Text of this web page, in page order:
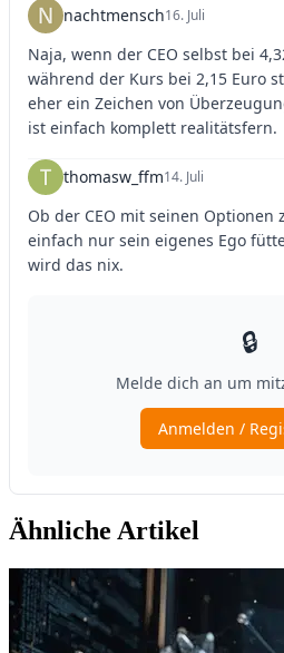
Ähnliche Artikel